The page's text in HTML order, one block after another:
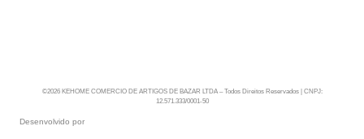
Desenvolvido por
©2026 KEHOME COMERCIO DE ARTIGOS DE BAZAR LTDA – Todos Direitos Reservados | CNPJ:
12.571.333/0001-50